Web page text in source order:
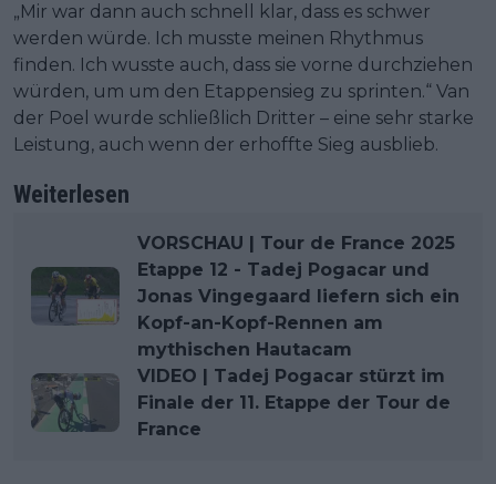
„Mir war dann auch schnell klar, dass es schwer
werden würde. Ich musste meinen Rhythmus
finden. Ich wusste auch, dass sie vorne durchziehen
würden, um um den Etappensieg zu sprinten.“ Van
der Poel wurde schließlich Dritter – eine sehr starke
Leistung, auch wenn der erhoffte Sieg ausblieb.
Weiterlesen
VORSCHAU | Tour de France 2025
Etappe 12 - Tadej Pogacar und
Jonas Vingegaard liefern sich ein
Kopf-an-Kopf-Rennen am
mythischen Hautacam
VIDEO | Tadej Pogacar stürzt im
Finale der 11. Etappe der Tour de
France